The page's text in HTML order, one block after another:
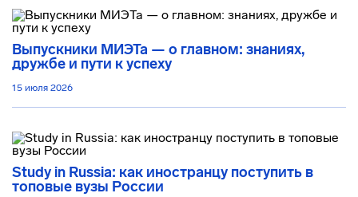
Выпускники МИЭТа — о главном: знаниях,
дружбе и пути к успеху
15 июля 2026
Study in Russia: как иностранцу поступить в
топовые вузы России